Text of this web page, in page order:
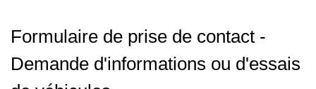
Formulaire de prise de contact -
Demande d'informations ou d'essais